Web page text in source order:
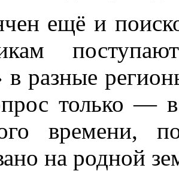
ещё и
разные
только —
времени,
на родной